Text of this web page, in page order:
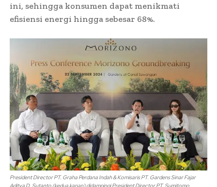
ini, sehingga konsumen dapat menikmati
efisiensi energi hingga sebesar 68%.
President Director PT. Graha Perdana Indah & Komisaris PT. Gardens Sinar Fajar
Aditya D. Sutanto (kedua kanan) didampingi President Director PT. Sumitomo